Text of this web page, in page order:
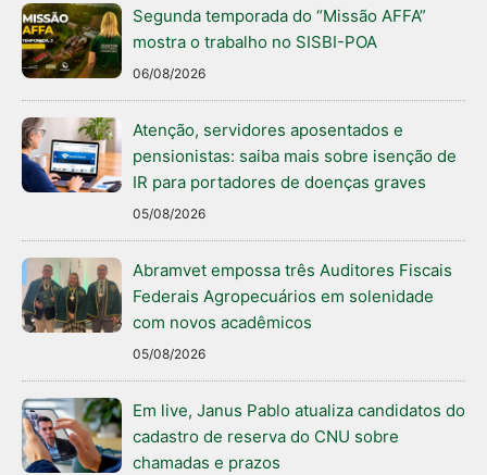
Segunda temporada do “Missão AFFA”
mostra o trabalho no SISBI-POA
06/08/2026
Atenção, servidores aposentados e
pensionistas: saiba mais sobre isenção de
IR para portadores de doenças graves
05/08/2026
Abramvet empossa três Auditores Fiscais
Federais Agropecuários em solenidade
com novos acadêmicos
05/08/2026
Em live, Janus Pablo atualiza candidatos do
cadastro de reserva do CNU sobre
chamadas e prazos